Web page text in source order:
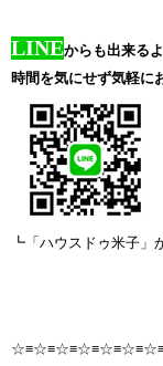
LINEからも出来る
時間を気にせず気軽に
┗「ハウスドゥ米子」